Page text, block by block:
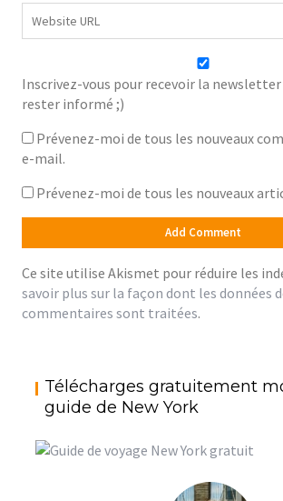
Inscrivez-vous pour recevoir la
rester informé ;)
Prévenez-moi de tous les nouveaux
e-mail.
Prévenez-moi de tous les nouveaux
Ce site utilise Akismet pour réduire les
savoir plus sur la façon dont les données
commentaires sont traitées.
Télécharges gratuitement
guide de New York